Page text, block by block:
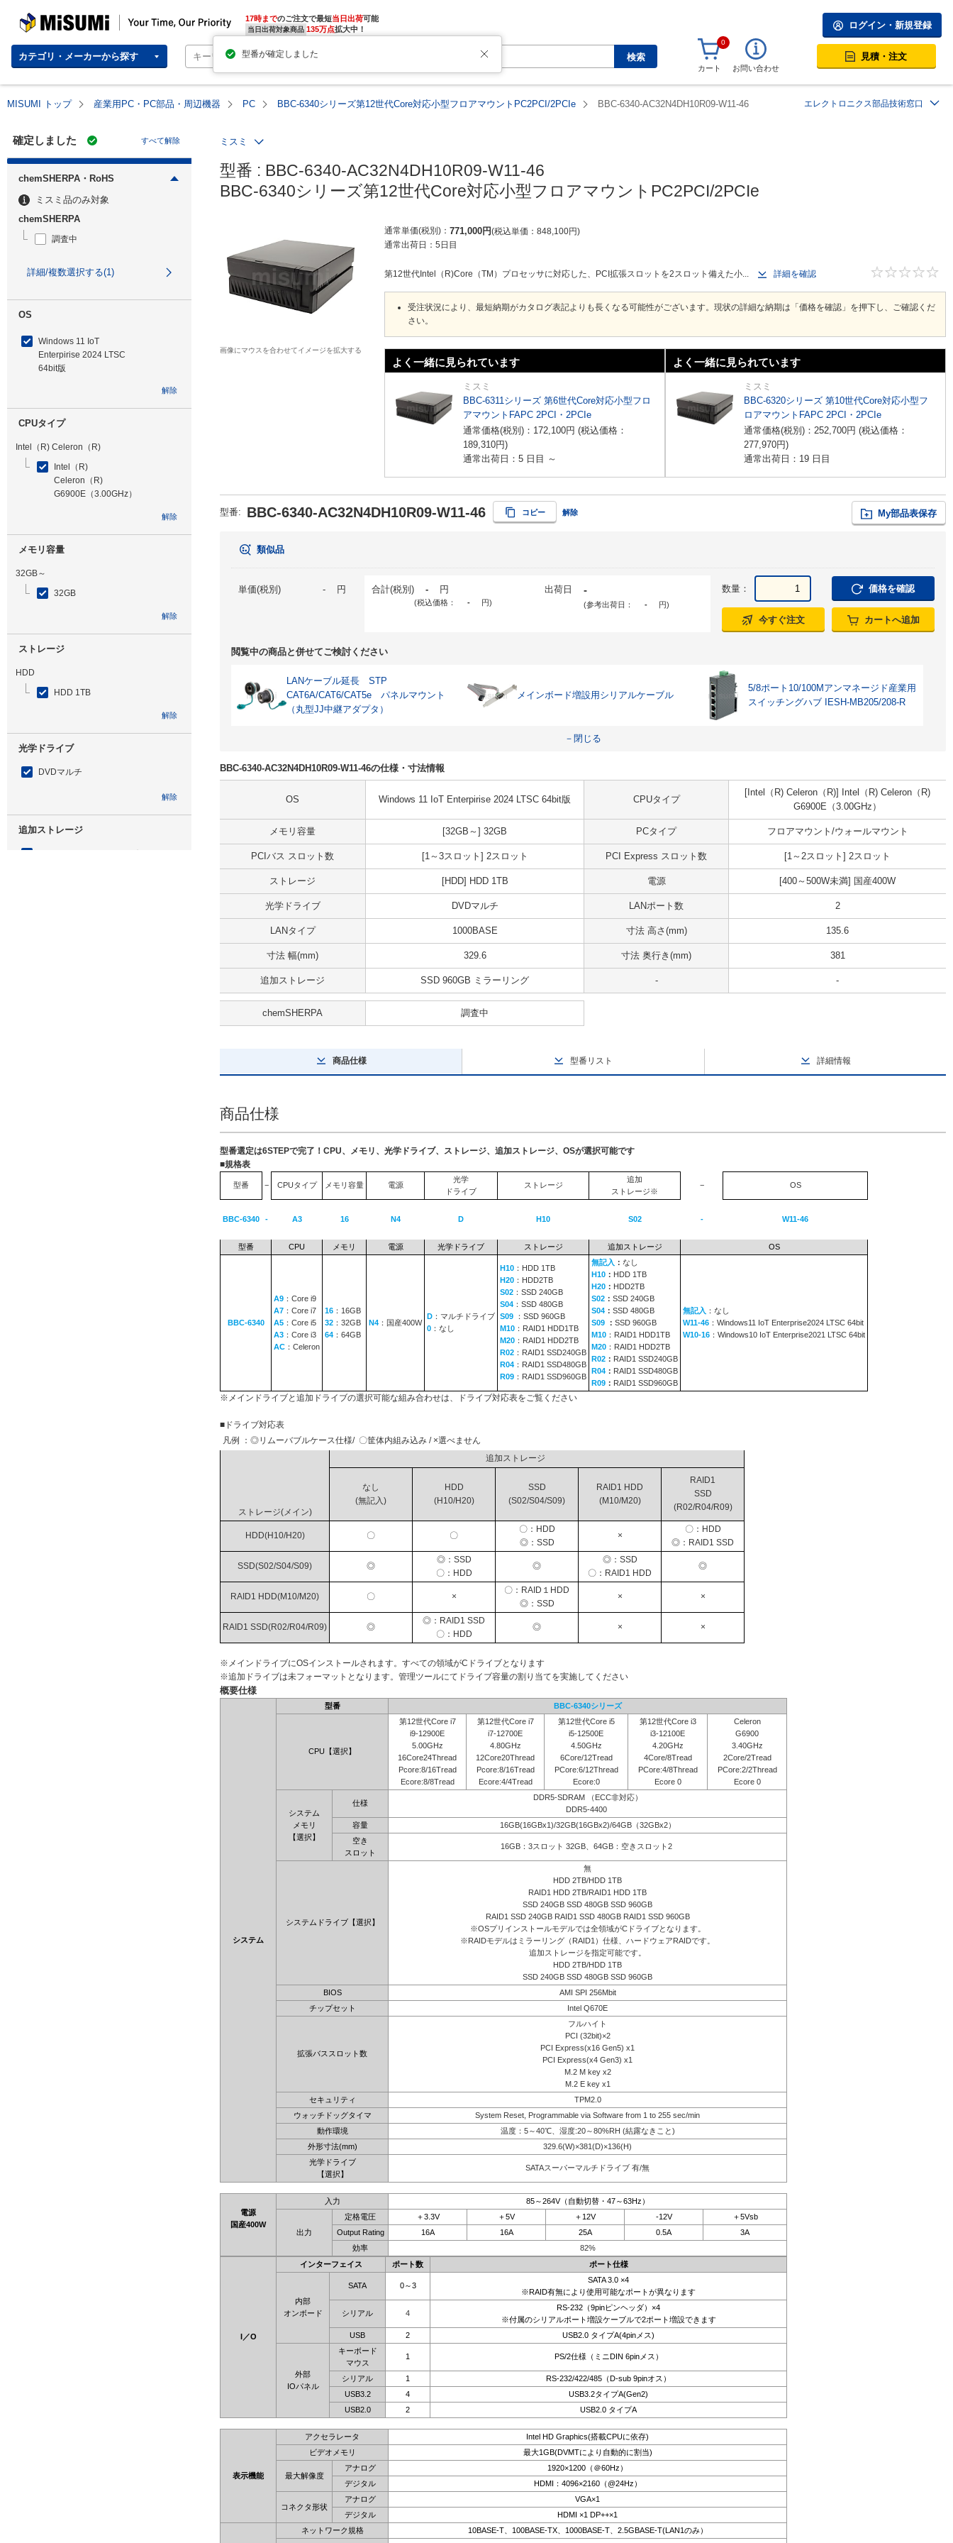
MISUMI | Your Time, Our Priority 17時までのご注文で最短当日出荷
当日出荷対象商品 135万点拡大中！
カテゴリ・メーカーから探す 検索
ログイン・新規登録
0
カート お問い合わせ
見積・注文
MISUMI トップ 産業用PC・PC部品・周辺機器 PC BBC-6340シリーズ第12世代Core対応小型フロアマウントPC2PCI/2PCIe BBC-6340-AC32N4DH10R09-W11-46 エレクトロニクス部品技術窓口
確定しました すべて解除
chemSHERPA・RoHS
ミスミ品のみ対象
chemSHERPA
調査中
詳細/複数選択する(1)
OS
Windows 11 IoT
Enterpirise 2024 LTSC
64bit版
解除
CPUタイプ
Intel（R) Celeron（R)
Intel（R)
Celeron（R)
G6900E（3.00GHz）
解除
メモリ容量
32GB～
32GB
解除
ストレージ
HDD
HDD 1TB
解除
光学ドライブ
DVDマルチ
解除
追加ストレージ
SSD 960GB ミラーリング
ミスミ
型番 : BBC-6340-AC32N4DH10R09-W11-46
BBC-6340シリーズ第12世代Core対応小型フロアマウントPC2PCI/2PCIe
画像にマウスを合わせてイメージを拡大する
通常単価(税別) 771,000円 税込単価 848,100円
通常出荷日： 5日目
第12世代Intel（R)Core（TM）プロセッサに対応した、PCI拡張スロットを2スロット備えた小... 詳細を確認
受注状況により、最短納期がカタログ表記よりも長くなる可能性がございます。現状の詳細な納期は「価格を確認」を押下し、ご確認くだ
さい。
よく一緒に見られています
ミスミ
BBC-6311シリーズ 第6世代Core対応小型フロ
アマウントFAPC 2PCI・2PCIe
通常価格(税別)： 172,100円 (税込価格：
189,310円)
通常出荷日：5 日目 ～
よく一緒に見られています
ミスミ
BBC-6320シリーズ 第10世代Core対応小型フ
ロアマウントFAPC 2PCI・2PCIe
通常価格(税別)： 252,700円 (税込価格：
277,970円)
通常出荷日：19 日目
型番: BBC-6340-AC32N4DH10R09-W11-46 コピー 解除 My部品表保存
類似品
単価(税別) - 円 合計(税別) - 円
(税込価格： - 円)
出荷日 -
(参考出荷日： - 円)
数量： 価格を確認
今すぐ注文 カートへ追加
閲覧中の商品と併せてご検討ください
LANケーブル延長 STP
CAT6A/CAT6/CAT5e パネルマウント
（丸型JJ中継アダプタ）
メインボード増設用シリアルケーブル
5/8ポート10/100Mアンマネージド産業用
スイッチングハブ IESH-MB205/208-R
－閉じる
BBC-6340-AC32N4DH10R09-W11-46の仕様・寸法情報
OS Windows 11 IoT Enterpirise 2024 LTSC 64bit版 CPUタイプ
[Intel（R) Celeron（R)] Intel（R) Celeron（R)
G6900E（3.00GHz）
メモリ容量 [32GB～] 32GB PCタイプ フロアマウント/ウォールマウント
PCIバス スロット数 [1～3スロット] 2スロット PCI Express スロット数 [1～2スロット] 2スロット
ストレージ [HDD] HDD 1TB 電源 [400～500W未満] 国産400W
光学ドライブ DVDマルチ LANポート数 2
LANタイプ 1000BASE 寸法 高さ(mm) 135.6
寸法 幅(mm) 329.6 寸法 奥行き(mm) 381
追加ストレージ SSD 960GB ミラーリング - -
chemSHERPA 調査中
商品仕様 型番リスト 詳細情報
商品仕様
型番選定は6STEPで完了！CPU、メモリ、光学ドライブ、ストレージ、追加ストレージ、OSが選択可能です
■規格表
型番 − CPUタイプ メモリ容量 電源
光学
ドライブ
ストレージ
追加
ストレージ※
− OS
BBC-6340 - A3 16 N4 D H10 S02 - W11-46
型番 CPU メモリ 電源 光学ドライブ ストレージ 追加ストレージ OS
BBC-6340
A9 ：Core i9
A7 ：Core i7
A5 ：Core i5
A3 ：Core i3
AC ：Celeron
16 ：16GB
32 ：32GB
64 ：64GB
N4 ：国産400W
D ：マルチドライブ
0 ：なし
H10 ：HDD 1TB
H20 ：HDD2TB
S02 ：SSD 240GB
S04 ：SSD 480GB
S09
：SSD 960GB
M10 ：RAID1 HDD1TB
M20 ：RAID1 HDD2TB
R02 ：RAID1 SSD240GB
R04 ：RAID1 SSD480GB
R09 ：RAID1 SSD960GB
無記入 ： なし
H10 ： HDD 1TB
H20 ： HDD2TB
S02 ： SSD 240GB
S04 ： SSD 480GB
S09
： SSD 960GB
M10 ：RAID1 HDD1TB
M20 ：RAID1 HDD2TB
R02 ： RAID1 SSD240GB
R04 ： RAID1 SSD480GB
R09 ： RAID1 SSD960GB
無記入 ：なし
W11-46 ：Windows11 IoT Enterprise2024 LTSC 64bit
W10-16 ：Windows10 IoT Enterprise2021 LTSC 64bit
※メインドライブと追加ドライブの選択可能な組み合わせは、ドライブ対応表をご覧ください
■ドライブ対応表
凡例 ：◎リムーバブルケース仕様/ 〇筐体内組み込み / ×選べません
ストレージ(メイン)
追加ストレージ
なし
(無記入)
HDD
(H10/H20)
SSD
(S02/S04/S09)
RAID1 HDD
(M10/M20)
RAID1
SSD
(R02/R04/R09)
HDD(H10/H20) 〇 〇
〇：HDD
◎：SSD
×
〇：HDD
◎：RAID1 SSD
SSD(S02/S04/S09) ◎
◎：SSD
〇：HDD
◎
◎：SSD
〇：RAID1 HDD
◎
RAID1 HDD(M10/M20) 〇 ×
〇：RAID１HDD
◎：SSD
× ×
RAID1 SSD(R02/R04/R09) ◎
◎：RAID1 SSD
〇：HDD
◎ × ×
※メインドライブにOSインストールされます。すべての領域がCドライブとなります
※追加ドライブは未フォーマットとなります。管理ツールにてドライブ容量の割り当てを実施してください
概要仕様
システム
型番 BBC-6340シリーズ
CPU【選択】
第12世代Core i7
i9-12900E
5.00GHz
16Core24Thread
Pcore:8/16Tread
Ecore:8/8Tread
第12世代Core i7
i7-12700E
4.80GHz
12Core20Thread
Pcore:8/16Tread
Ecore:4/4Tread
第12世代Core i5
i5-12500E
4.50GHz
6Core/12Tread
PCore:6/12Thread
Ecore:0
第12世代Core i3
i3-12100E
4.20GHz
4Core/8Tread
PCore:4/8Thread
Ecore 0
Celeron
G6900
3.40GHz
2Core/2Tread
PCore:2/2Thread
Ecore 0
システム
メモリ
【選択】
仕様
DDR5-SDRAM （ECC非対応）
DDR5-4400
容量
16GB(16GBx1)/32GB(16GBx2)/64GB（32GBx2）
空き
スロット
16GB：3スロット 32GB、64GB：空きスロット2
システムドライブ【選択】
無
HDD 2TB/HDD 1TB
RAID1 HDD 2TB/RAID1 HDD 1TB
SSD 240GB SSD 480GB SSD 960GB
RAID1 SSD 240GB RAID1 SSD 480GB RAID1 SSD 960GB
※OSプリインストールモデルでは全領域がCドライブとなります。
※RAIDモデルはミラーリング（RAID1）仕様、ハードウェアRAIDです。
追加ストレージを指定可能です。
HDD 2TB/HDD 1TB
SSD 240GB SSD 480GB SSD 960GB
BIOS
AMI SPI 256Mbit
チップセット
Intel Q670E
拡張バススロット数
フルハイト
PCI (32bit)×2
PCI Express(x16 Gen5) x1
PCI Express(x4 Gen3) x1
M.2 M key x2
M.2 E key x1
セキュリティ
TPM2.0
ウォッチドッグタイマ
System Reset, Programmable via Software from 1 to 255 sec/min
動作環境
温度：5～40℃、湿度:20～80%RH (結露なきこと)
外形寸法(mm)
329.6(W)×381(D)×136(H)
光学ドライブ
【選択】
SATAスーパーマルチドライブ 有/無
電源
国産400W
入力 85～264V（自動切替・47～63Hz）
出力
定格電圧 ＋3.3V ＋5V ＋12V -12V
＋5Vsb
Output Rating
16A 16A 25A 0.5A
3A
効率
82%
I／O
インターフェイス ポート数 ポート仕様
内部
オンボード
SATA 0～3
SATA 3.0 ×4
※RAID有無により使用可能なポートが異なります
シリアル 4
RS-232（9pinピンヘッダ）×4
※付属のシリアルポート増設ケーブルで2ポート増設できます
USB
2 USB2.0 タイプA(4pinメス)
外部
IOパネル
キーボード
マウス
1 PS/2仕様（ミニDIN 6pinメス）
シリアル 1
RS-232/422/485（D-sub 9pinオス）
USB3.2
4
USB3.2タイプA(Gen2)
USB2.0
2 USB2.0 タイプA
表示機能
アクセラレータ
Intel HD Graphics(搭載CPUに依存)
ビデオメモリ
最大1GB(DVMTにより自動的に割当)
最大解像度
アナログ
1920×1200（＠60Hz）
デジタル
HDMI：4096×2160（@24Hz）
コネクタ形状
アナログ
VGA×1
デジタル
HDMI ×1 DP++×1
ネットワーク規格
10BASE-T、100BASE-TX、1000BASE-T、2.5GBASE-T(LAN1のみ）